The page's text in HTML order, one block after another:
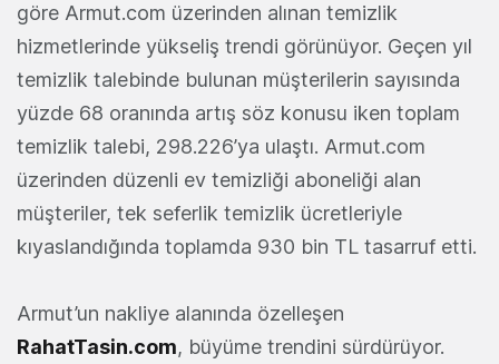
göre Armut.com üzerinden alınan temizlik
hizmetlerinde yükseliş trendi görünüyor. Geçen yıl
temizlik talebinde bulunan müşterilerin sayısında
yüzde 68 oranında artış söz konusu iken toplam
temizlik talebi, 298.226’ya ulaştı. Armut.com
üzerinden düzenli ev temizliği aboneliği alan
müşteriler, tek seferlik temizlik ücretleriyle
kıyaslandığında toplamda 930 bin TL tasarruf etti.
Armut’un nakliye alanında özelleşen
RahatTasin.com, büyüme trendini sürdürüyor.